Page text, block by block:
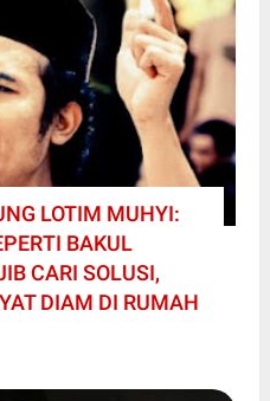
LOTIM MUHYI:
BAKUL
CARI SOLUSI,
DIAM DI RUMAH